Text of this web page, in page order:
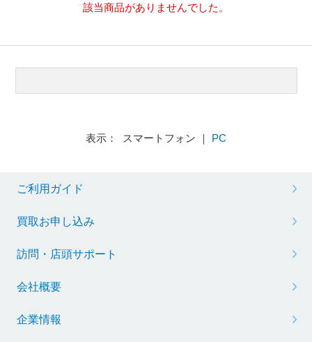
該当商品がありませんでした。
表示： スマートフォン ｜ PC
ご利用ガイド
買取お申し込み
訪問・店頭サポート
会社概要
企業情報